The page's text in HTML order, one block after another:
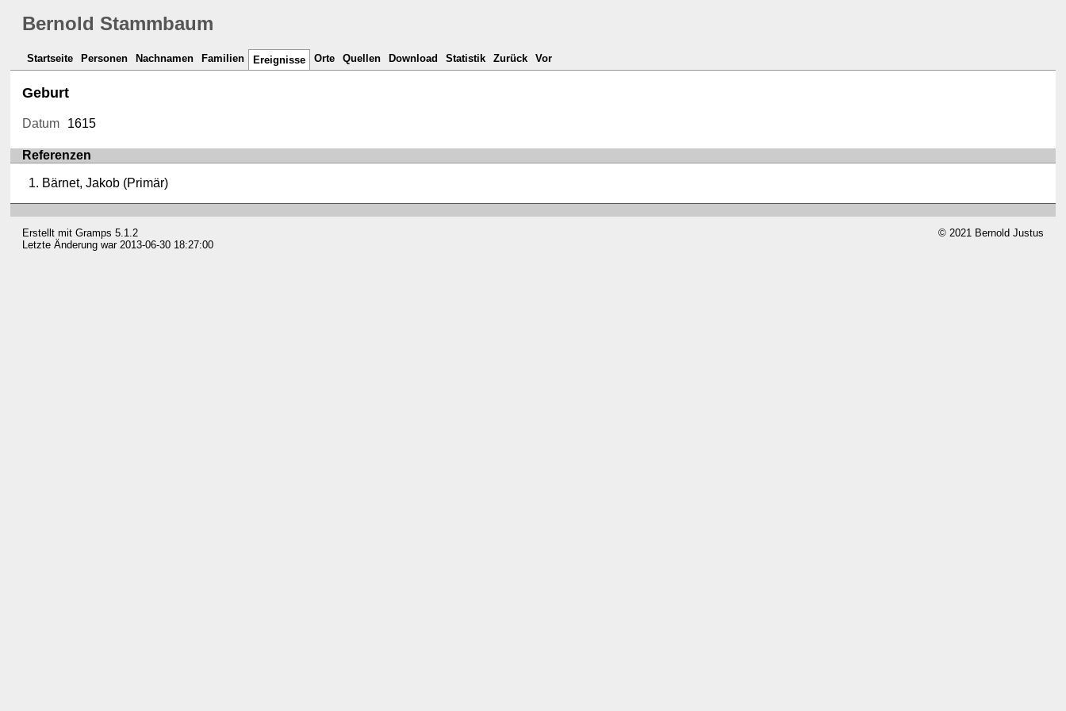
Bernold Stammbaum
Startseite Personen Nachnamen Familien Ereignisse Orte Quellen Download Statistik Zurück Vor
Geburt
Datum 1615
Referenzen
Bärnet, Jakob (Primär)
Erstellt mitGramps 5.1.2
Letzte Änderung war 2013-06-30 18:27:00
© 2021 Bernold Justus